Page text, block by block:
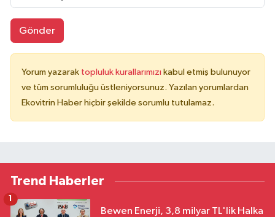
Gönder
Yorum yazarak topluluk kurallarımızı kabul etmiş bulunuyor
ve tüm sorumluluğu üstleniyorsunuz. Yazılan yorumlardan
Ekovitrin Haber hiçbir şekilde sorumlu tutulamaz.
Trend Haberler
Bewen Enerji, 3,8 milyar TL'lik Halka
1